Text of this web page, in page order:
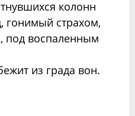
колонн
гонимый страхом,
воспаленным
из града вон.